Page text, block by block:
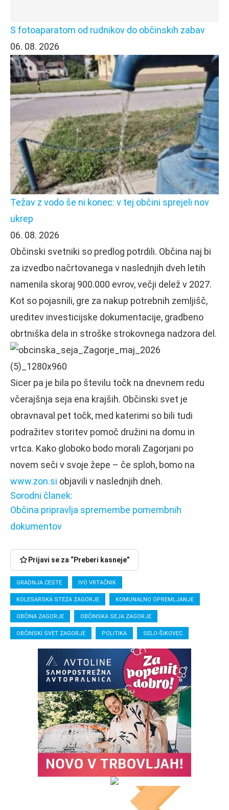
S fotoaparatom od rudnikov do občinskih zabav
06. 08. 2026
Težav z vodo še ni konec: v tej občini sprejeli nov
ukrep
06. 08. 2026
Občinski svetniki so predlog potrdili. Občina naj bi
za izvedbo načrtovanega v naslednjih dveh letih
namenila skoraj 900.000 evrov, večji delež v 2027.
Kot so pojasnili, gre za nakup potrebnih zemljišč,
ureditev investicijske dokumentacije, gradbeno
obrtniška dela in stroške strokovnega nadzora del.
Sicer pa je bila po številu točk na dnevnem redu
včerajšnja seja ena krajših. Občinski svet je
obravnaval pet točk, med katerimi so bili tudi
podražitev storitev pomoč družini na domu in
vrtca. Kako globoko bodo morali Zagorjani po
novem seči v svoje žepe – če sploh, bomo na
www.zon.si objavili v naslednjih dneh.
Sorodni članek:
Občina pripravlja spremembe pomembnih
dokumentov
Prijavi se za “Preberi kasneje”
GRADNJA CESTE IVO VRTAČNIK
KOLESARSKA STEZA ZAGORJE KOMUNALNO OPREMLJANJE
OBČINA ZAGORJE OBČINSKA SEJA ZAGORJE
OBČINSKI SVET ZAGORJE POLITIKA SELO-ŠIKOVEC